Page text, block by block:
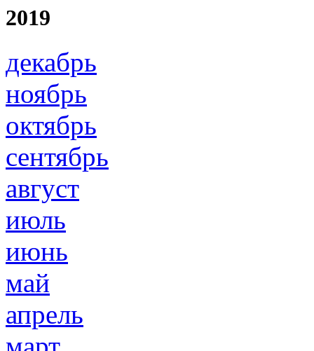
2019
декабрь
ноябрь
октябрь
сентябрь
август
июль
июнь
май
апрель